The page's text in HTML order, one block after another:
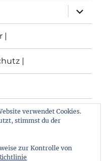
öffnen
|
|
verwendet Cookies.
stimmst du der
zur Kontrolle von